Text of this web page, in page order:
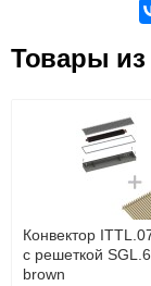
Оставьте отзыв
Доставка
Наличный
времени
доставке,
Интернет-
Qiwi-
Товары из
Конвектор
с решеткой
brown